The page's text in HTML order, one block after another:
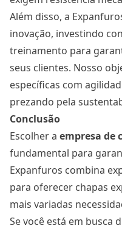
Além disso, a
inovação, investindo
treinamento para
seus clientes. Nosso
específicas com
prezando pela
Conclusão
Escolher a empresa de
fundamental para
Expanfuros combina
para oferecer chapas
mais variadas
Se você está em busca